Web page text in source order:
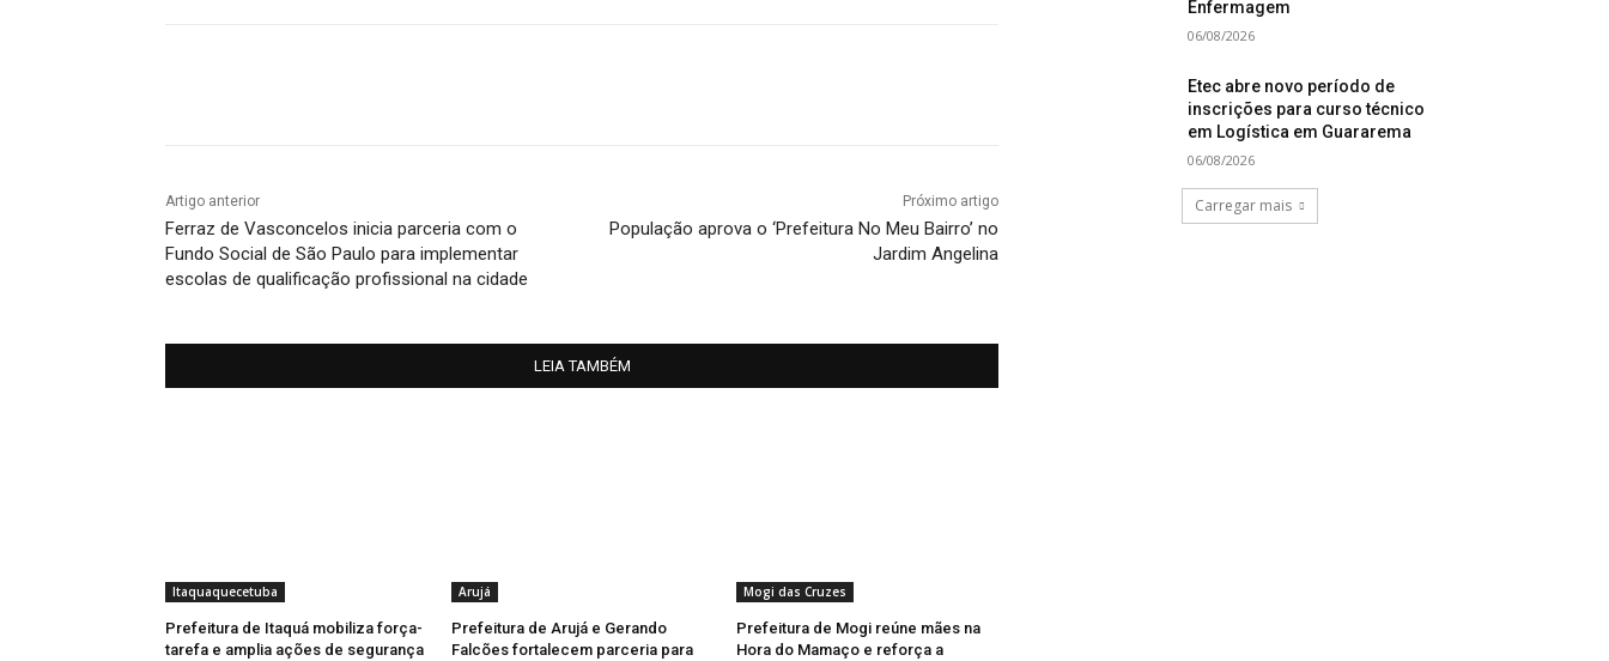
Artigo anterior
Ferraz de Vasconcelos inicia parceria com o
Fundo Social de São Paulo para implementar
escolas de qualificação profissional na cidade
Próximo artigo
População aprova o ‘Prefeitura No Meu Bairro’ no
Jardim Angelina
LEIA TAMBÉM
Itaquaquecetuba
Prefeitura de Itaquá mobiliza força-
tarefa e amplia ações de segurança
Arujá
Prefeitura de Arujá e Gerando
Falcões fortalecem parceria para
Mogi das Cruzes
Prefeitura de Mogi reúne mães na
Hora do Mamaço e reforça a
Enfermagem
06/08/2026
Etec abre novo período de
inscrições para curso técnico
em Logística em Guararema
06/08/2026
Carregar mais